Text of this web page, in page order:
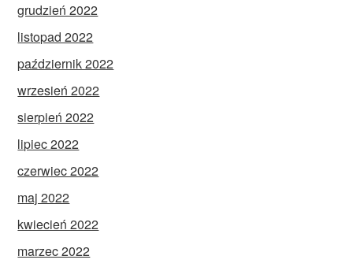
grudzień 2022
listopad 2022
październik 2022
wrzesień 2022
sierpień 2022
lipiec 2022
czerwiec 2022
maj 2022
kwiecień 2022
marzec 2022